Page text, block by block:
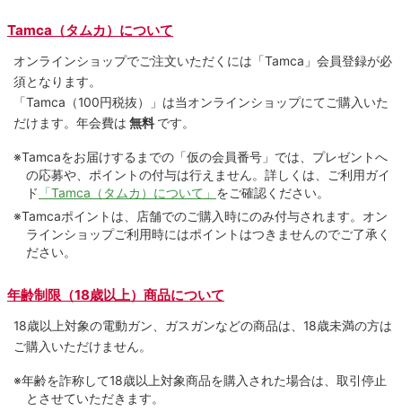
Tamca（タムカ）について
オンラインショップでご注⽂いただくには「Tamca」会員登録が必
須となります。
「Tamca （100円税抜）
」は当オンラインショップにてご購⼊いた
だけます。 年会費は 無料 です。
※Tamcaをお届けするまでの「仮の会員番号」では、プレゼントへ
の応募や、ポイントの付与は⾏えません。詳しくは、ご利⽤ガイ
ド 「Tamca（タムカ）について」 をご確認ください。
※Tamcaポイントは、店舗でのご購⼊時にのみ付与されます。オン
ラインショップご利用時にはポイントはつきませんのでご了承く
ださい。
年齢制限（18歳以上）商品について
18歳以上対象の電動ガン、ガスガンなどの商品は、18歳未満の方は
ご購入いただけません。
※年齢を詐称して18歳以上対象商品を購入された場合は、取引停止
とさせていただきます。